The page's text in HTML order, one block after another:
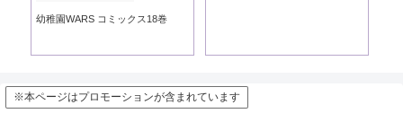
幼稚園WARS コミックス18巻
※本ページはプロモーションが含まれています